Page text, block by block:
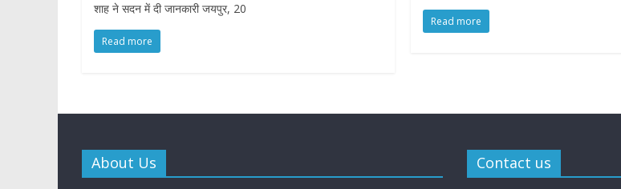
शाह ने सदन में दी जानकारी जयपुर, 20
Read more
Read more
About Us Contact us